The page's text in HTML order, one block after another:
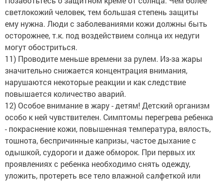
светлокожий человек, тем большая степень защиты
ему нужна. Люди с заболеваниями кожи должны быть
осторожнее, т.к. под воздействием солнца их недуги
могут обостриться.
11) Проводите меньше времени за рулем. Из-за жары
значительно снижается концентрация внимания,
нарушаются некоторые реакции и как следствие
повышается количество аварий.
12) Особое внимание в жару - детям! Детский организм
особо к ней чувствителен. Симптомы перегрева ребенка
- покраснение кожи, повышенная температура, вялость,
тошнота, беспричинные капризы, частое дыхание с
одышкой, судороги и даже обморок. При первых их
проявлениях с ребенка необходимо снять одежду,
уложить, протереть все тело влажной салфеткой или